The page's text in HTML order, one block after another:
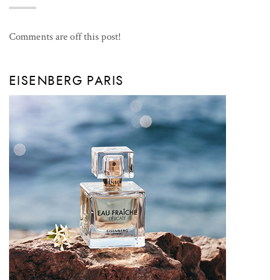
Comments are off this post!
EISENBERG PARIS